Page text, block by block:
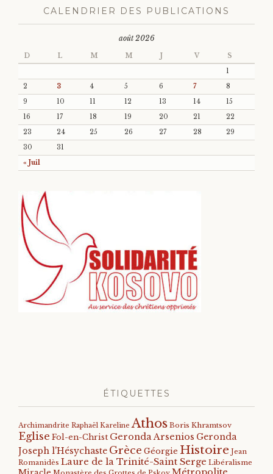
CALENDRIER DES PUBLICATIONS
août 2026
D L M M V S
« Juil
1
2
3 4 5 6 7
8
9
10 11 12 13 14
15
16
17 18 19 20 21
22
23
24 25 26 27 28
29
30
31
ÉTIQUETTES
Archimandrite Raphaël Kareline Athos Boris Khramtsov
Eglise Fol-en-Christ Geronda Arsenios Geronda
Joseph l'Hésychaste Grèce Géorgie Histoire Jean
Romanidès Laure de la Trinité-Saint Serge Libéralisme